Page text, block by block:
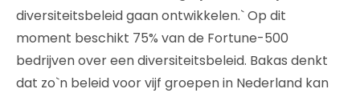
diversiteitsbeleid gaan ontwikkelen.` Op dit
moment beschikt 75% van de Fortune-500
bedrijven over een diversiteitsbeleid. Bakas denkt
dat zo`n beleid voor vijf groepen in Nederland kan